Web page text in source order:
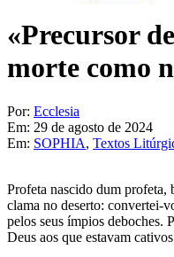
«Precursor
morte como
Por: Ecclesia
Em: 29 de agosto de 2024
Em: SOPHIA, Textos
Profeta nascido dum profeta,
clama no deserto: convertei-
pelos seus ímpios deboches.
Deus aos que estavam